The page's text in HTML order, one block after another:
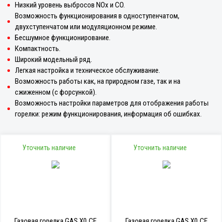
Низкий уровень выбросов NOx и CO.
Возможность функционирования в одноступенчатом,
двухступенчатом или модуляционном режиме.
Бесшумное функционирование.
Компактность.
Широкий модельный ряд.
Легкая настройка и техническое обслуживание.
Возможность работы как, на природном газе, так и на
сжиженном (с форсункой).
Возможность настройки параметров для отображения работы
горелки: режим функционирования, информация об ошибках.
Уточнить наличие Уточнить наличие